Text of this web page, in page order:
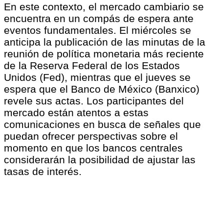
En este contexto, el mercado cambiario se
encuentra en un compás de espera ante
eventos fundamentales. El miércoles se
anticipa la publicación de las minutas de la
reunión de política monetaria más reciente
de la Reserva Federal de los Estados
Unidos (Fed), mientras que el jueves se
espera que el Banco de México (Banxico)
revele sus actas. Los participantes del
mercado están atentos a estas
comunicaciones en busca de señales que
puedan ofrecer perspectivas sobre el
momento en que los bancos centrales
considerarán la posibilidad de ajustar las
tasas de interés.